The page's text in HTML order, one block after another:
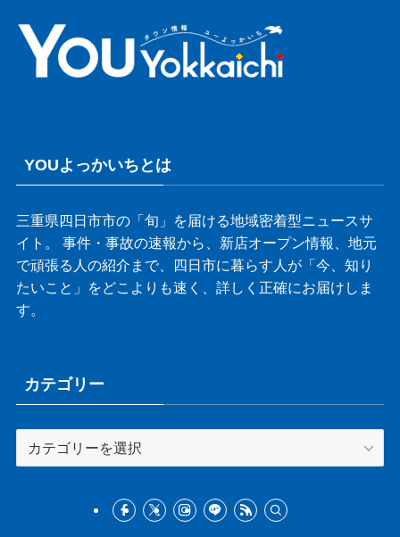
YOUよっかいちとは
三重県四日市市の「旬」を届ける地域密着型ニュースサ
イト。 事件・事故の速報から、新店オープン情報、地元
で頑張る人の紹介まで、四日市に暮らす人が「今、知り
たいこと」をどこよりも速く、詳しく正確にお届けしま
す。
カテゴリー
テ